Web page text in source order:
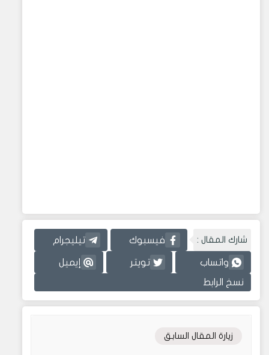
شارك المقال : فيسبوك تيليجرام
واتساب تويتر إيميل
نسخ الرابط
زيارة المقال السابق